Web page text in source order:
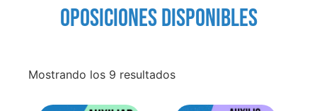
OPOSICIONES DISPONIBLES
Mostrando los 9 resultados